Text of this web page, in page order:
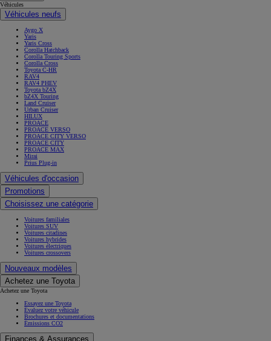
Véhicules
Véhicules neufs
Aygo X
Yaris
Yaris Cross
Corolla Hatchback
Corolla Touring Sports
Corolla Cross
Toyota C-HR
RAV4
RAV4 PHEV
Toyota bZ4X
bZ4X Touring
Land Cruiser
Urban Cruiser
HILUX
PROACE
PROACE VERSO
PROACE CITY VERSO
PROACE CITY
PROACE MAX
Mirai
Prius Plug-in
Véhicules d'occasion
Promotions
Choisissez une catégorie
Voitures familiales
Voitures SUV
Voitures citadines
Voitures hybrides
Voitures électriques
Voitures crossovers
Nouveaux modèles
Achetez une Toyota
Achetez une Toyota
Essayez une Toyota
Évaluez votre véhicule
Brochures et documentations
Émissions CO2
Finances & Assurances